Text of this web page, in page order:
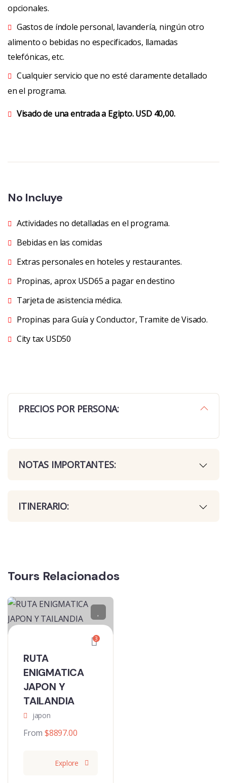
opcionales.
Gastos de índole personal, lavandería, ningún otro
alimento o bebidas no especificados, llamadas
telefónicas, etc.
Cualquier servicio que no esté claramente detallado
en el programa.
Visado de una entrada a Egipto. USD 40,00.
No Incluye
Actividades no detalladas en el programa.
Bebidas en las comidas
Extras personales en hoteles y restaurantes.
Propinas, aprox USD65 a pagar en destino
Tarjeta de asistencia médica.
Propinas para Guía y Conductor, Tramite de Visado.
City tax USD50
PRECIOS POR PERSONA:
NOTAS IMPORTANTES:
ITINERARIO:
Tours Relacionados
3
RUTA
ENIGMATICA
JAPON Y
TAILANDIA
japon
From $8897.00
Explore